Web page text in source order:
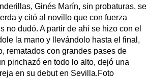
Ginés Marín, sin probaturas, se
y citó al novillo que con fuerza
no dudó. A partir de ahí se hizo con el
la mano y llevándolo hasta el final,
rematados con grandes pases de
pinchazó en todo lo alto, dejó una
en su debut en Sevilla.Foto